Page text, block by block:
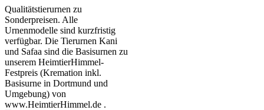
Qualitätstierurnen zu
Sonderpreisen. Alle
Urnenmodelle sind kurzfristig
verfügbar. Die Tierurnen Kani
und Safaa sind die Basisurnen zu
unserem HeimtierHimmel-
Festpreis (Kremation inkl.
Basisurne in Dortmund und
Umgebung) von
www.HeimtierHimmel.de .